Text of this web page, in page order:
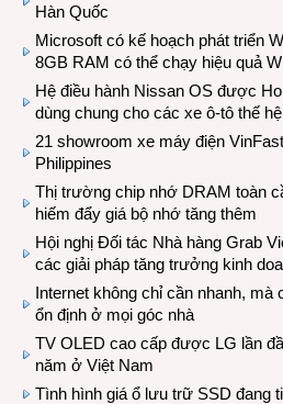
Hàn Quốc
Microsoft có kế hoạch phát triển
8GB RAM có thể chạy hiệu quả
Hệ điều hành Nissan OS được
dùng chung cho các xe ô-tô thế
21 showroom xe máy điện
Philippines
Thị trường chip nhớ DRAM toàn
hiếm đẩy giá bộ nhớ tăng thêm
Hội nghị Đối tác Nhà hàng Grab
các giải pháp tăng trưởng kinh
Internet không chỉ cần nhanh, mà
ổn định ở mọi góc nhà
TV OLED cao cấp được LG lần
năm ở Việt Nam
Tình hình giá ổ lưu trữ SSD đang